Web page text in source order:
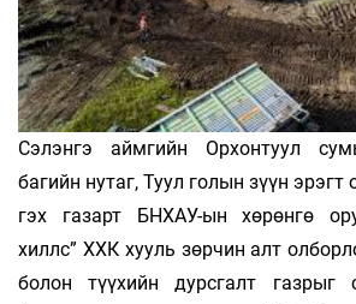
Сэлэнгэ аймгийн Орхонтуул
багийн нутаг, Туул голын зүүн
гэх газарт БНХАУ-ын хөрөнгө
хиллс” ХХК хууль зөрчин алт
болон түүхийн дурсгалт газрыг